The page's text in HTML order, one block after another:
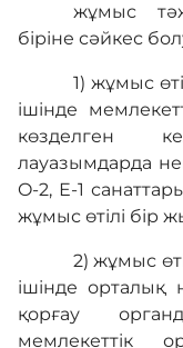
жұмыс
біріне сәйкес
1) жұмыс
ішінде
көзделген
лауазымдарда
O-2, Е-1
жұмыс өтілі бір
2) жұмыс
ішінде орталық
қорғау
мемлекеттік